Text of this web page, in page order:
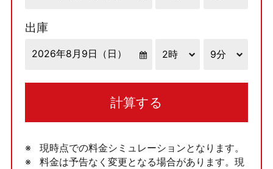
出庫
計算する
現時点での料金シミュレーションとなります。
料金は予告なく変更となる場合があります。現